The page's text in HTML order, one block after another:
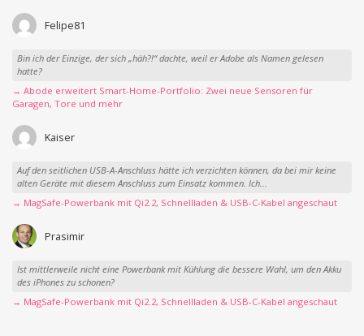
Felipe81
Bin ich der Einzige, der sich „häh?!“ dachte, weil er Adobe als Namen gelesen
hatte?
→ Abode erweitert Smart-Home-Portfolio: Zwei neue Sensoren für
Garagen, Tore und mehr
Kaiser
Auf den seitlichen USB-A-Anschluss hätte ich verzichten können, da bei mir keine
alten Geräte mit diesem Anschluss zum Einsatz kommen. Ich...
→ MagSafe-Powerbank mit Qi2.2, Schnellladen & USB-C-Kabel angeschaut
Prasimir
Ist mittlerweile nicht eine Powerbank mit Kühlung die bessere Wahl, um den Akku
des iPhones zu schonen?
→ MagSafe-Powerbank mit Qi2.2, Schnellladen & USB-C-Kabel angeschaut